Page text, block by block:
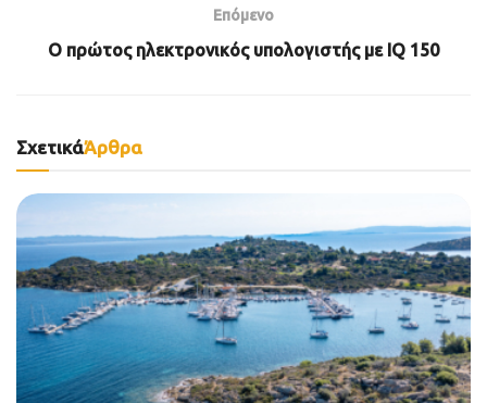
Επόμενο
Ο πρώτος ηλεκτρονικός υπολογιστής με IQ 150
ΣχετικάΆρθρα